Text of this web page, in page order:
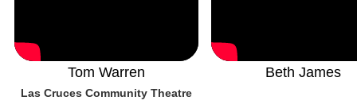
Tom Warren
Las Cruces Community Theatre
Beth James